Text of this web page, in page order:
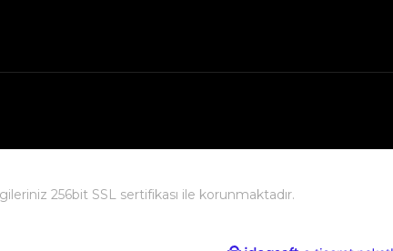
256bit SSL sertifikası ile korunmaktadır.